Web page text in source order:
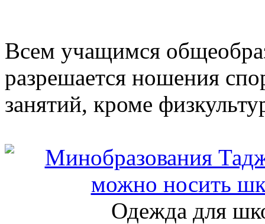
Всем учащимся
разрешается ношения
занятий, кроме
Одежда для